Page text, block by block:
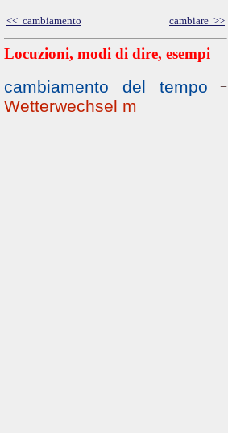
<< cambiamento cambiare >>
Locuzioni, modi di dire, esempi
cambiamento del tempo =
Wetterwechsel m